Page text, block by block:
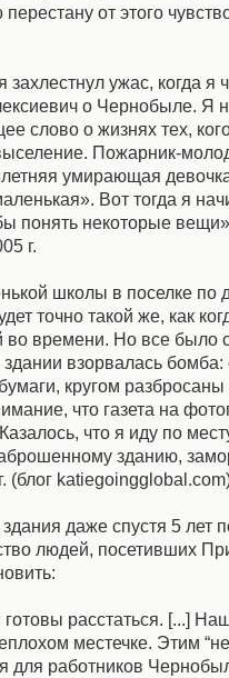
от этого
ужас, когда я
о Чернобыле. Я
слово о жизнях тех,
Пожарник-
умирающая
Вот тогда я
понять некоторые
г.
школы в поселке по
точно такой же, как
во времени. Но все было
здании взорвалась
кругом
что газета на
что я иду по
зданию,
(блог
даже спустя 5 лет
людей, посетивших
расстаться. [...]
местечке. Этим
для работников